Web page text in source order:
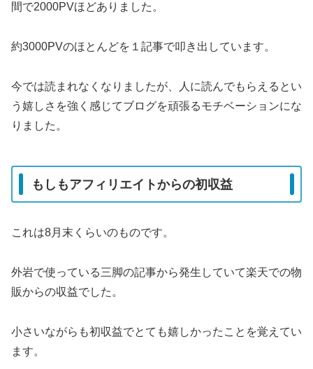
間で2000PVほどありました。
約3000PVのほとんどを１記事で叩き出しています。
今では読まれなくなりましたが、人に読んでもらえるとい
う嬉しさを強く感じてブログを頑張るモチベーションにな
りました。
もしもアフィリエイトからの初収益
これは8月末くらいのものです。
外岩で使っている三脚の記事から発生していて楽天での物
販からの収益でした。
小さいながらも初収益でとても嬉しかったことを覚えてい
ます。